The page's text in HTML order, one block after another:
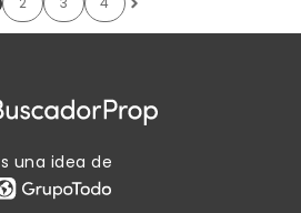
una idea de